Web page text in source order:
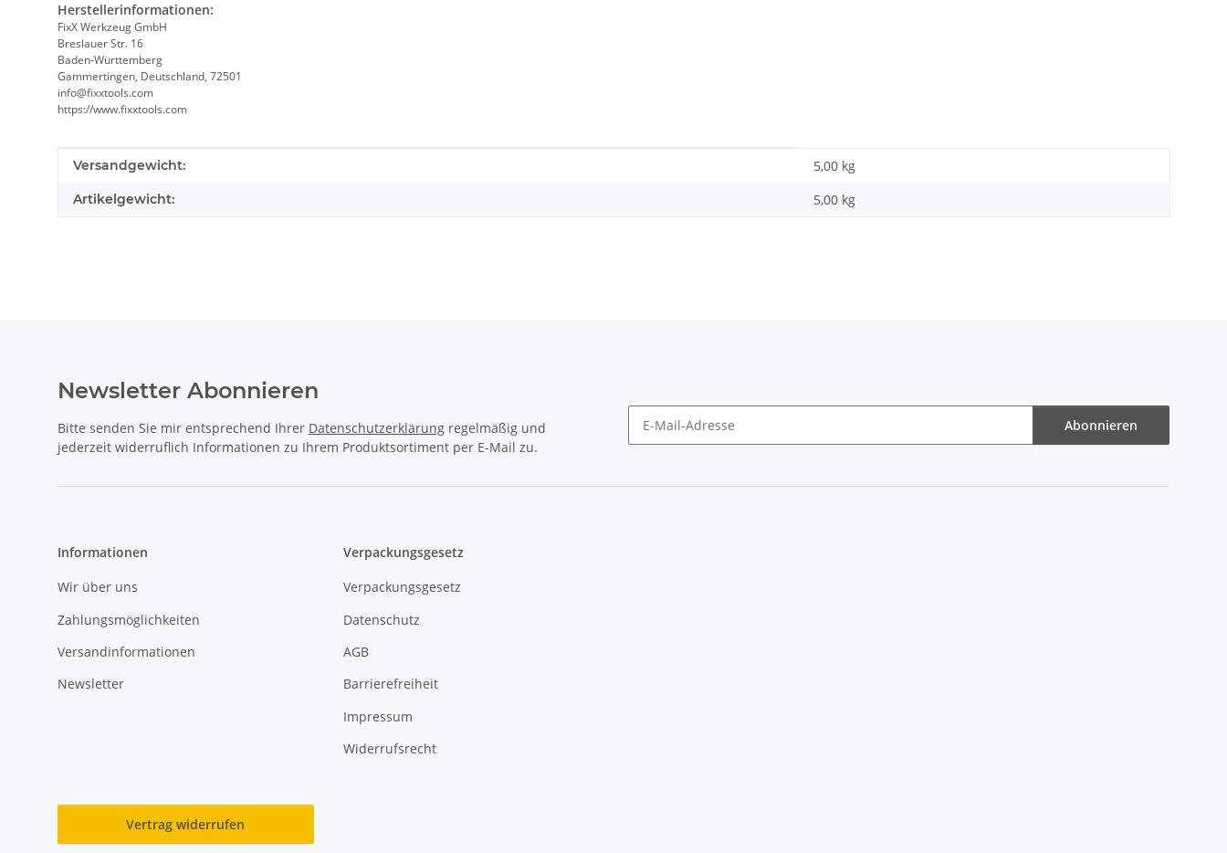
Herstellerinformationen:
FixX Werkzeug GmbH
Breslauer Str. 16
Baden-Württemberg
Gammertingen, Deutschland, 72501
info@fixxtools.com
https://www.fixxtools.com
Produkteigenschaft
Wert
Versandgewicht: 5,00 kg
Artikelgewicht: 5,00 kg
Newsletter Abonnieren
Bitte senden Sie mir entsprechend Ihrer Datenschutzerklärung regelmäßig und
jederzeit widerruflich Informationen zu Ihrem Produktsortiment per E-Mail zu.
Abonnieren
Informationen
Wir über uns
Zahlungsmöglichkeiten
Versandinformationen
Newsletter
Verpackungsgesetz
Verpackungsgesetz
Datenschutz
AGB
Barrierefreiheit
Impressum
Widerrufsrecht
Vertrag widerrufen